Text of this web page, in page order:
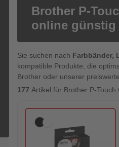
Brother P-
online günstig
Sie suchen nach Farbbänder,
kompatible Produkte, die
Brother oder unserer
177 Artikel für Brother P-